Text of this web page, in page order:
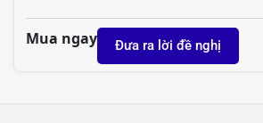
Mua ngay Đưa ra lời đề nghị